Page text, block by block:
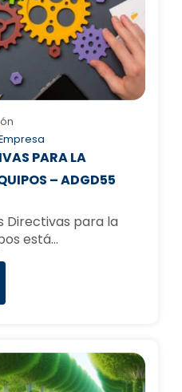
PARA LA
– ADGD55
Directivas para la
está…